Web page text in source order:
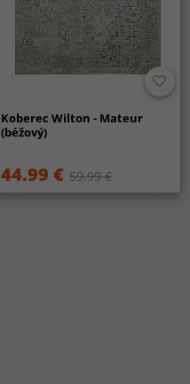
Koberec Wilton - Mateur
(béžový)
44.99 € 59.99 €